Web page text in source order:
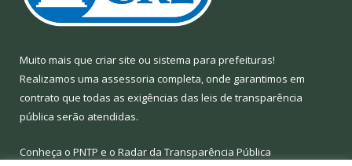
Muito mais que criar site ou sistema para prefeituras!
Realizamos uma assessoria completa, onde garantimos em
contrato que todas as exigências das leis de transparência
pública serão atendidas.
Conheça o PNTP e o Radar da Transparência Pública